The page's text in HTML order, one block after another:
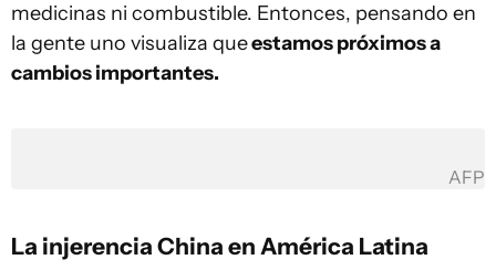
medicinas ni combustible. Entonces, pensando en
la gente uno visualiza queestamos próximos a
cambios importantes.
AFP
La injerencia China en América Latina